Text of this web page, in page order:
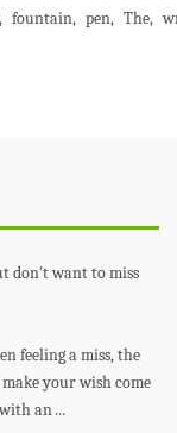
fountain pen The
don't want to miss
feeling a miss, the
your wish come
an...